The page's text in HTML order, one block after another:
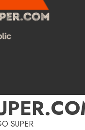
SUPER